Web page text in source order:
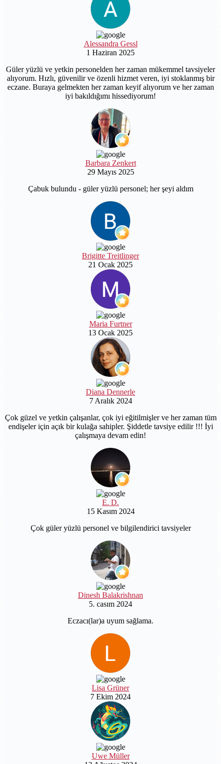
Alessandra Gessl
1 Haziran 2025
Güler yüzlü ve yetkin personelden her zaman mükemmel tavsiyeler
alıyorum. Hızlı, güvenilir ve özenli hizmet veren, iyi stoklanmış bir
eczane. Buraya gelmekten her zaman keyif alıyorum ve her zaman
iyi bakıldığımı hissediyorum!
Barbara Zenkert
29 Mayıs 2025
Çabuk bulundu - güler yüzlü personel; her şeyi aldım
Brigitte Treitlinger
21 Ocak 2025
Maria Furtner
13 Ocak 2025
Diana Dennerle
7 Aralık 2024
Çok güzel ve yetkin çalışanlar, çok iyi eğitilmişler ve her zaman tüm
endişeler için açık bir kulağa sahipler. Şiddetle tavsiye edilir !!! İyi
çalışmaya devam edin!
E. D.
15 Kasım 2024
Çok güler yüzlü personel ve bilgilendirici tavsiyeler
Dinesh Balakrishnan
5. casım 2024
Eczacı(lar)a uyum sağlama.
Lisa Grüner
7 Ekim 2024
Uwe Müller